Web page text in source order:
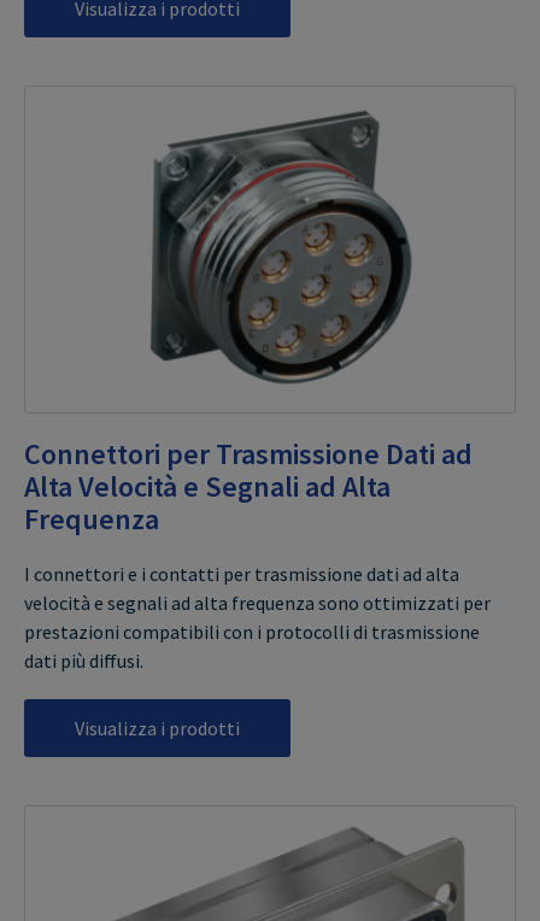
Visualizza i prodotti
Connettori per Trasmissione Dati ad
Alta Velocità e Segnali ad Alta
Frequenza
I connettori e i contatti per trasmissione dati ad alta
velocità e segnali ad alta frequenza sono ottimizzati per
prestazioni compatibili con i protocolli di trasmissione
dati più diffusi.
Visualizza i prodotti